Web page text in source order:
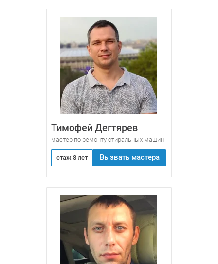
Тимофей Дегтярев
мастер по ремонту стиральных машин
стаж 8 лет Вызвать мастера